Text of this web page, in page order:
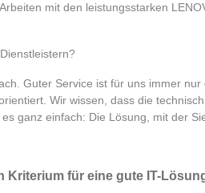
mit den leistungsstarken
Guter Service ist für uns immer
Wir wissen, dass die
ganz einfach: Die Lösung, mit der
Kriterium für eine gute IT-